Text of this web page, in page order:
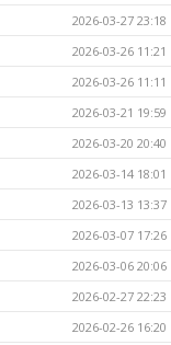
2026-03-27 23:18
2026-03-26 11:21
2026-03-26 11:11
2026-03-21 19:59
2026-03-20 20:40
2026-03-14 18:01
2026-03-13 13:37
2026-03-07 17:26
2026-03-06 20:06
2026-02-27 22:23
2026-02-26 16:20